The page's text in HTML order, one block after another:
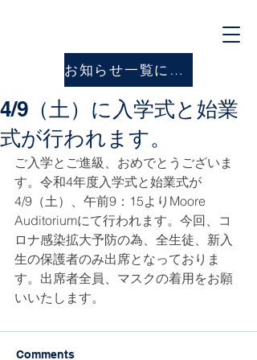
お知らせ一覧に戻る
4/9（土）に入学式と始業
式が行われます。
ご入学とご進級、おめでとうございま
す。令和4年度入学式と始業式が
4/9（土）、午前9：15よりMoore
Auditoriumにて行われます。今回、コ
ロナ感染拡大予防の為、全生徒、新入
生の保護者のみ出席となっておりま
す。出席者全員、マスクの着用をお願
いいたします。
Comments